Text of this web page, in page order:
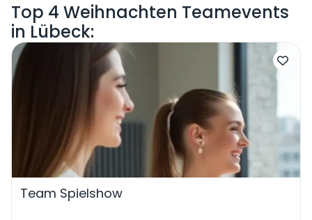
Top 4 Weihnachten Teamevents
in Lübeck:
Team Spielshow